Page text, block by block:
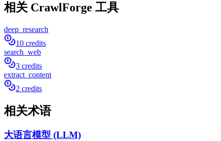
相关 CrawlForge 工具
deep_research
10 credits
search_web
3 credits
extract_content
2 credits
相关术语
大语言模型 (LLM)